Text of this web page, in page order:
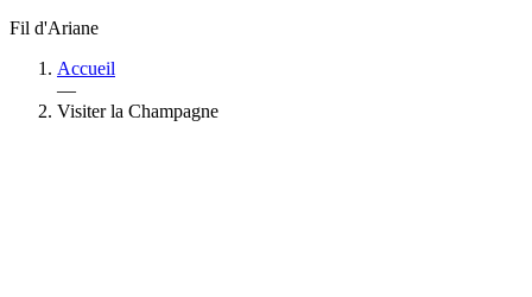
Fil d'Ariane
Accueil
—
Visiter la Champagne